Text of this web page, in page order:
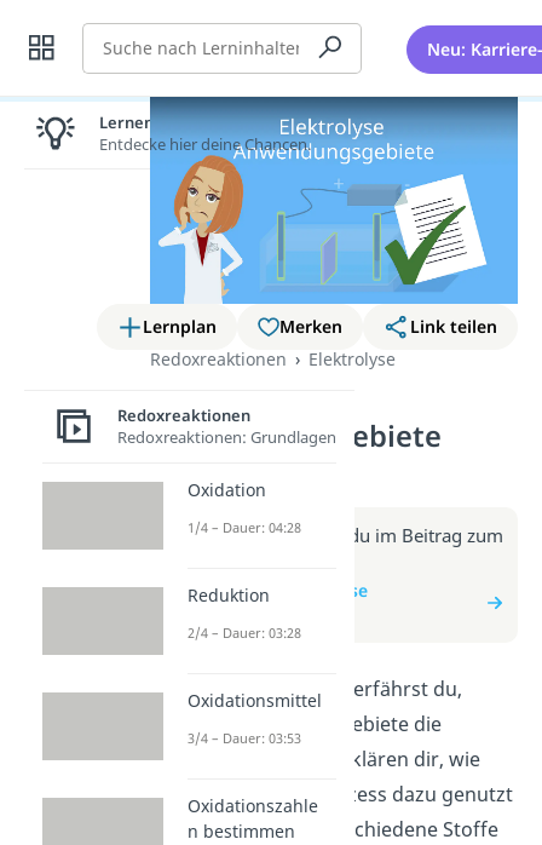
Suche Neu:
Lernplan Merken
Link teilen
Redoxreaktionen
Elektrolyse
Elektrolyse
Anwendungsgebiete
Weitere Infos erhältst du im Beitrag zum
zum Beitrag: Elektrolyse
In diesem Erklärvideo erfährst du,
welche Anwendungsgebiete die
Elektrolyse hat. Wir erklären dir, wie
dieser chemische Prozess dazu genutzt
werden kann, um verschiedene Stoffe
Lernen lohnt sich!
Entdecke hier deine Chancen.
Redoxreaktionen
Redoxreaktionen: Grundlagen
Oxidation
1/4 – Dauer: 04:28
Reduktion
2/4 – Dauer: 03:28
Oxidationsmittel
3/4 – Dauer: 03:53
Oxidationszahle
n bestimmen